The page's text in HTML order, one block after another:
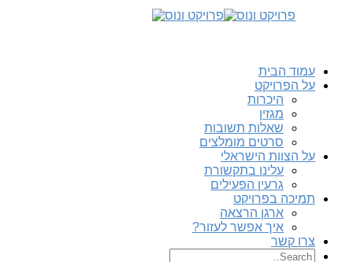
עמוד הבית
על הפרויקט
היכרות
מגזין
שאלות תשובות
סרטים מומלצים
על הצוות הישראלי
עלינו בתקשורת
גרעין הפעילים
תמיכה בפרויקט
ארגן הרצאה
איך אפשר לעזור?
צרו קשר